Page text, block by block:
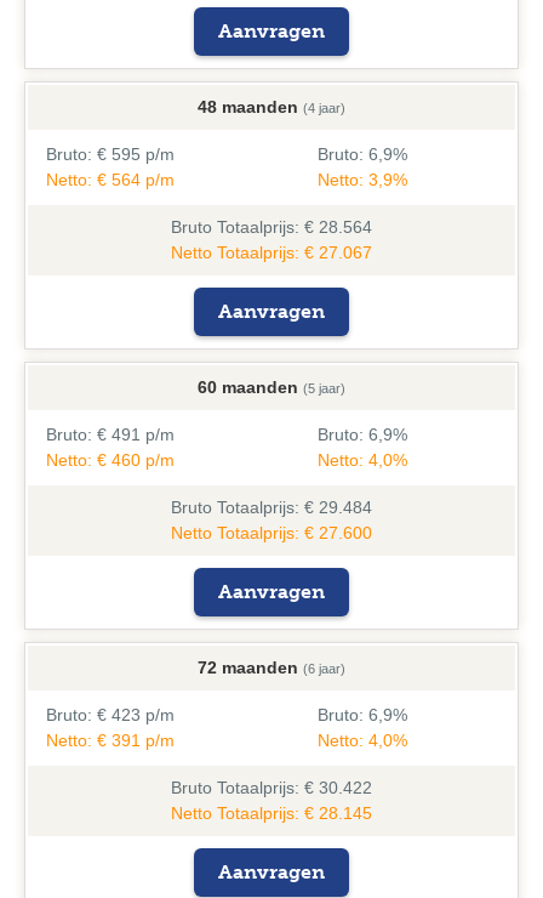
Aanvragen
48 maanden (4 jaar)
Bruto: € 595 p/m
Netto: € 564 p/m
Bruto: 6,9%
Netto: 3,9%
Bruto Totaalprijs: € 28.564
Netto Totaalprijs: € 27.067
Aanvragen
60 maanden (5 jaar)
Bruto: € 491 p/m
Netto: € 460 p/m
Bruto: 6,9%
Netto: 4,0%
Bruto Totaalprijs: € 29.484
Netto Totaalprijs: € 27.600
Aanvragen
72 maanden (6 jaar)
Bruto: € 423 p/m
Netto: € 391 p/m
Bruto: 6,9%
Netto: 4,0%
Bruto Totaalprijs: € 30.422
Netto Totaalprijs: € 28.145
Aanvragen